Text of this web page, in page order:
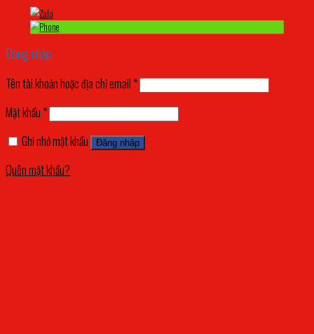
Đăng nhập
Tên tài khoản hoặc địa chỉ email *
Mật khẩu *
Ghi nhớ mật khẩu
Đăng nhập
Quên mật khẩu?